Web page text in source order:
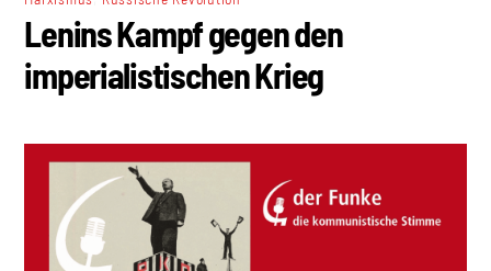
Lenins Kampf gegen den
imperialistischen Krieg